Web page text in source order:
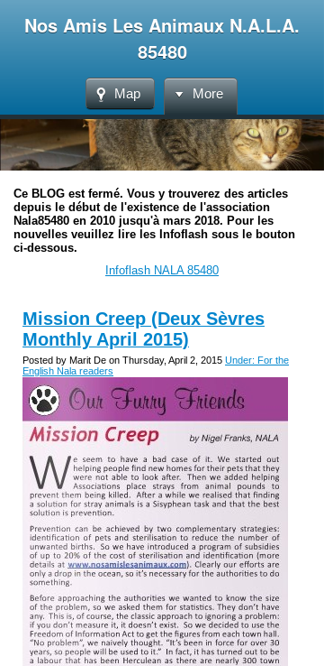
Nos Amis Les Animaux N.A.L.A.
85480
Map More
Ce BLOG est fermé. Vous y trouverez des articles
depuis le début de l'existence de l'association
Nala85480 en 2010 jusqu'à mars 2018. Pour les
nouvelles veuillez lire les Infoflash sous le bouton
ci-dessous.
Infoflash NALA 85480
Mission Creep (Deux Sèvres
Monthly April 2015)
Posted by Marit De on Thursday, April 2, 2015 Under: For the
English Nala readers